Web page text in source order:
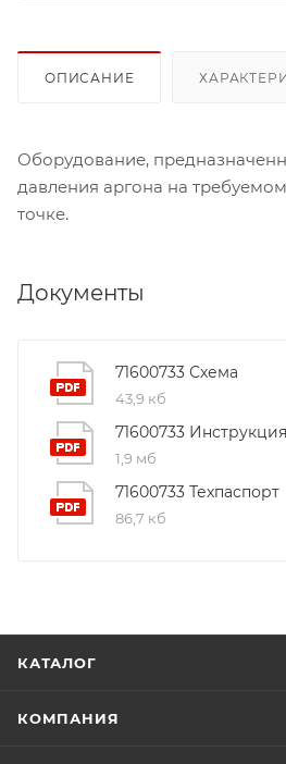
ОПИСАНИЕ
Оборудование,
давления аргона на
точке.
Документы
71600733 Схема
43,9 кб
71600733 Инструкция
1,9 мб
71600733 Техпаспорт
86,7 кб
КАТАЛОГ
КОМПАНИЯ